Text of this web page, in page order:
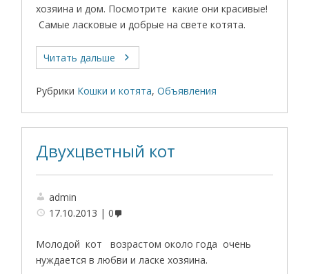
хозяина и дом. Посмотрите какие они красивые!
Самые ласковые и добрые на свете котята.
Читать дальше
Рубрики Кошки и котята,Объявления
Двухцветный кот
admin
17.10.2013
0
Молодой кот возрастом около года очень
нуждается в любви и ласке хозяина.